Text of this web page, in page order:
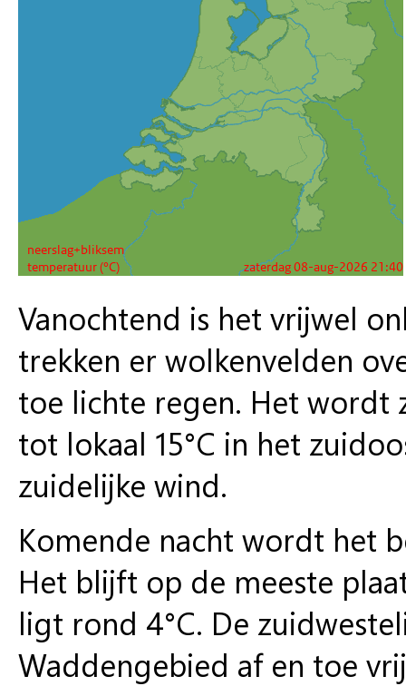
Vanochtend is het vrijwel
trekken er wolkenvelden
toe lichte regen. Het wordt
tot lokaal 15°C in het
zuidelijke wind.
Komende nacht wordt het
Het blijft op de meeste
ligt rond 4°C. De
Waddengebied af en toe